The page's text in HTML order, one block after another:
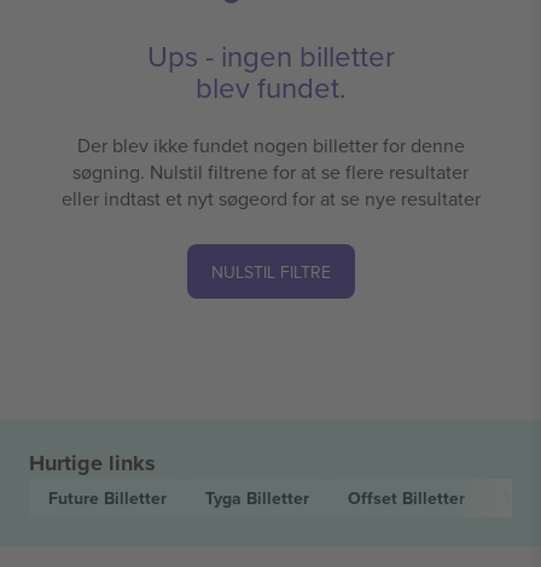
Ups - ingen billetter
blev fundet.
Der blev ikke fundet nogen billetter for denne
søgning. Nulstil filtrene for at se flere resultater
eller indtast et nyt søgeord for at se nye resultater
NULSTIL FILTRE
Hurtige links
Future Billetter Tyga Billetter Offset Billetter